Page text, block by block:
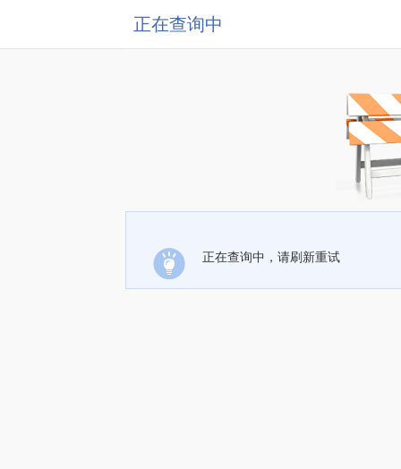
正在查询中
正在查询中，请刷新重试